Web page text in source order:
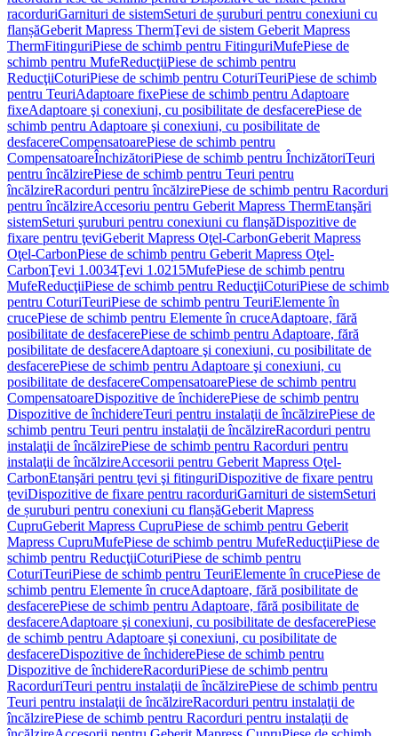
racorduriGarnituri de sistemSeturi de șuruburi pentru conexiuni cu
flanșăGeberit Mapress ThermŢevi de sistem Geberit Mapress
ThermFitinguriPiese de schimb pentru FitinguriMufePiese de
schimb pentru MufeReducţiiPiese de schimb pentru
ReducţiiCoturiPiese de schimb pentru CoturiTeuriPiese de schimb
pentru TeuriAdaptoare fixePiese de schimb pentru Adaptoare
fixeAdaptoare şi conexiuni, cu posibilitate de desfacerePiese de
schimb pentru Adaptoare şi conexiuni, cu posibilitate de
desfacereCompensatoarePiese de schimb pentru
CompensatoareÎnchizătoriPiese de schimb pentru ÎnchizătoriTeuri
pentru încălzirePiese de schimb pentru Teuri pentru
încălzireRacorduri pentru încălzirePiese de schimb pentru Racorduri
pentru încălzireAccesoriu pentru Geberit Mapress ThermEtanşări
sistemSeturi şuruburi pentru conexiuni cu flanşăDispozitive de
fixare pentru ţeviGeberit Mapress Oţel-CarbonGeberit Mapress
Oţel-CarbonPiese de schimb pentru Geberit Mapress Oţel-
CarbonŢevi 1.0034Ţevi 1.0215MufePiese de schimb pentru
MufeReducţiiPiese de schimb pentru ReducţiiCoturiPiese de schimb
pentru CoturiTeuriPiese de schimb pentru TeuriElemente în
crucePiese de schimb pentru Elemente în cruceAdaptoare, fără
posibilitate de desfacerePiese de schimb pentru Adaptoare, fără
posibilitate de desfacereAdaptoare şi conexiuni, cu posibilitate de
desfacerePiese de schimb pentru Adaptoare şi conexiuni, cu
posibilitate de desfacereCompensatoarePiese de schimb pentru
CompensatoareDispozitive de închiderePiese de schimb pentru
Dispozitive de închidereTeuri pentru instalaţii de încălzirePiese de
schimb pentru Teuri pentru instalaţii de încălzireRacorduri pentru
instalaţii de încălzirePiese de schimb pentru Racorduri pentru
instalaţii de încălzireAccesorii pentru Geberit Mapress Oţel-
CarbonEtanşări pentru ţevi şi fitinguriDispozitive de fixare pentru
ţeviDispozitive de fixare pentru racorduriGarnituri de sistemSeturi
de șuruburi pentru conexiuni cu flanșăGeberit Mapress
CupruGeberit Mapress CupruPiese de schimb pentru Geberit
Mapress CupruMufePiese de schimb pentru MufeReducţiiPiese de
schimb pentru ReducţiiCoturiPiese de schimb pentru
CoturiTeuriPiese de schimb pentru TeuriElemente în crucePiese de
schimb pentru Elemente în cruceAdaptoare, fără posibilitate de
desfacerePiese de schimb pentru Adaptoare, fără posibilitate de
desfacereAdaptoare şi conexiuni, cu posibilitate de desfacerePiese
de schimb pentru Adaptoare şi conexiuni, cu posibilitate de
desfacereDispozitive de închiderePiese de schimb pentru
Dispozitive de închidereRacorduriPiese de schimb pentru
RacorduriTeuri pentru instalaţii de încălzirePiese de schimb pentru
Teuri pentru instalaţii de încălzireRacorduri pentru instalaţii de
încălzirePiese de schimb pentru Racorduri pentru instalaţii de